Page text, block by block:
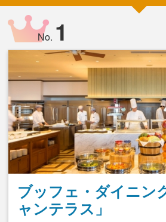
No. 1
ブッフェ・ダイニン
ャンテラス」